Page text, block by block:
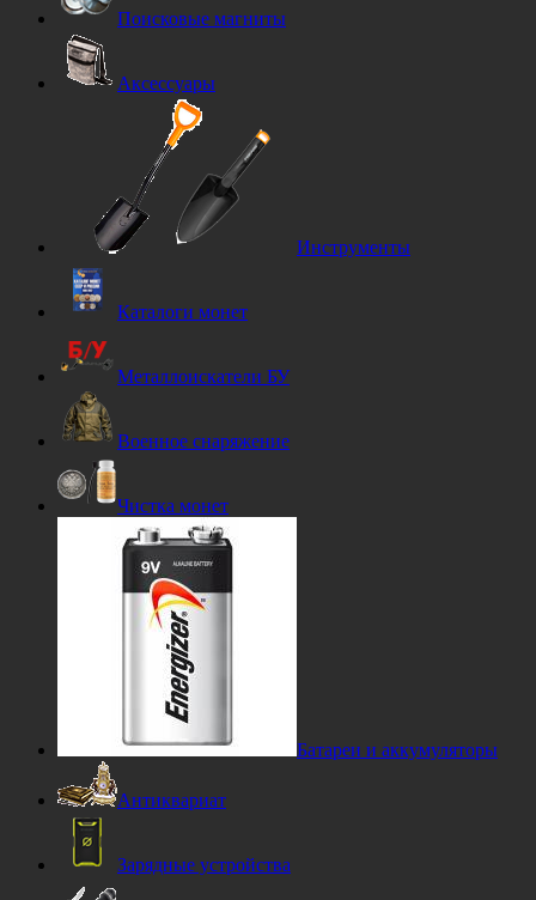
Поисковые магниты
Аксессуары
Инструменты
Каталоги монет
Металлоискатели БУ
Военное снаряжение
Чистка монет
Батареи и аккумуляторы
Антиквариат
Зарядные устройства